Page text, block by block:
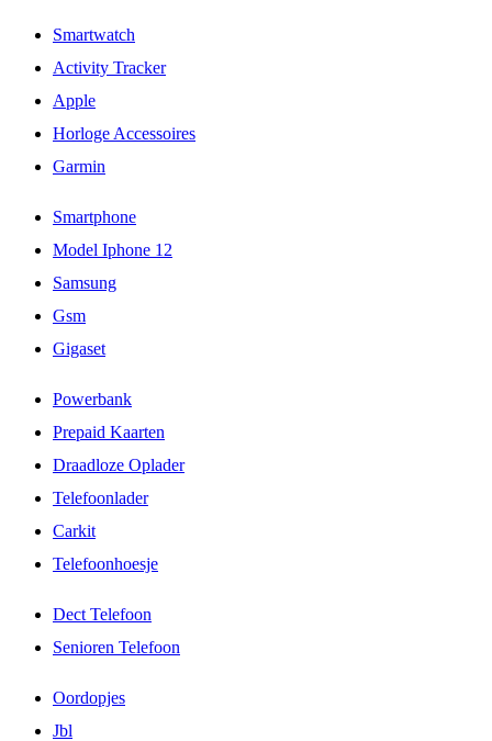
Smartwatch
Activity Tracker
Apple
Horloge Accessoires
Garmin
Smartphone
Model Iphone 12
Samsung
Gsm
Gigaset
Powerbank
Prepaid Kaarten
Draadloze Oplader
Telefoonlader
Carkit
Telefoonhoesje
Dect Telefoon
Senioren Telefoon
Oordopjes
Jbl